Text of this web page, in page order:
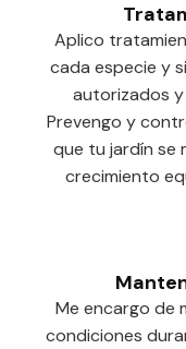
Aplico
cada especie y
autorizados
Prevengo y
que tu jardín se
crecimiento
Me encargo de
condiciones